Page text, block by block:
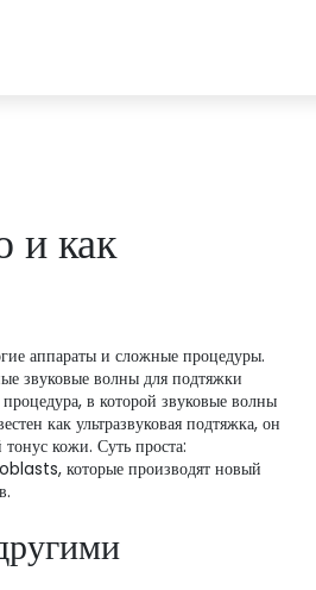
и как
аппараты и сложные процедуры.
звуковые волны для подтяжки
процедура, в которой звуковые волны
как ультразвуковая подтяжка, он
тонус кожи. Суть проста:
которые производят новый